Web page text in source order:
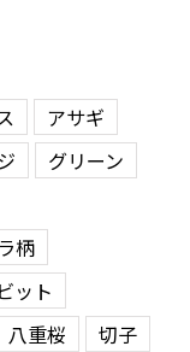
アサギ
グリーン
柄
ット
八重桜
切子